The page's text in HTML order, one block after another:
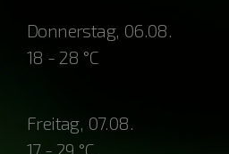
Donnerstag, 06.08.
18 - 28 °C
Freitag, 07.08.
17 - 29 °C